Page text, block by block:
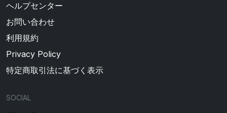
ヘルプセンター
お問い合わせ
利用規約
Privacy Policy
特定商取引法に基づく表示
SOCIAL